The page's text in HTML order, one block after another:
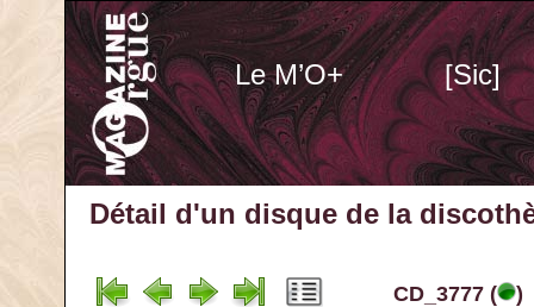
Le M’O+ [Sic]
Détail d'un disque de la
CD_3777 ( )